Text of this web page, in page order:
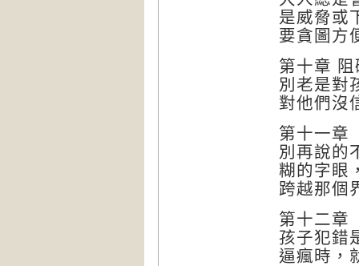
是威脅或
要貪圖方
第十章
別老是對
對他們沒
第十一章
別再說的
糊的字眼
跨越那個
第十二章
孩子犯錯
逼瘋時，